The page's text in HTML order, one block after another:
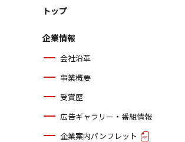
トップ
企業情報
会社沿革
事業概要
受賞歴
広告ギャラリー・番組情報
企業案内パンフレット